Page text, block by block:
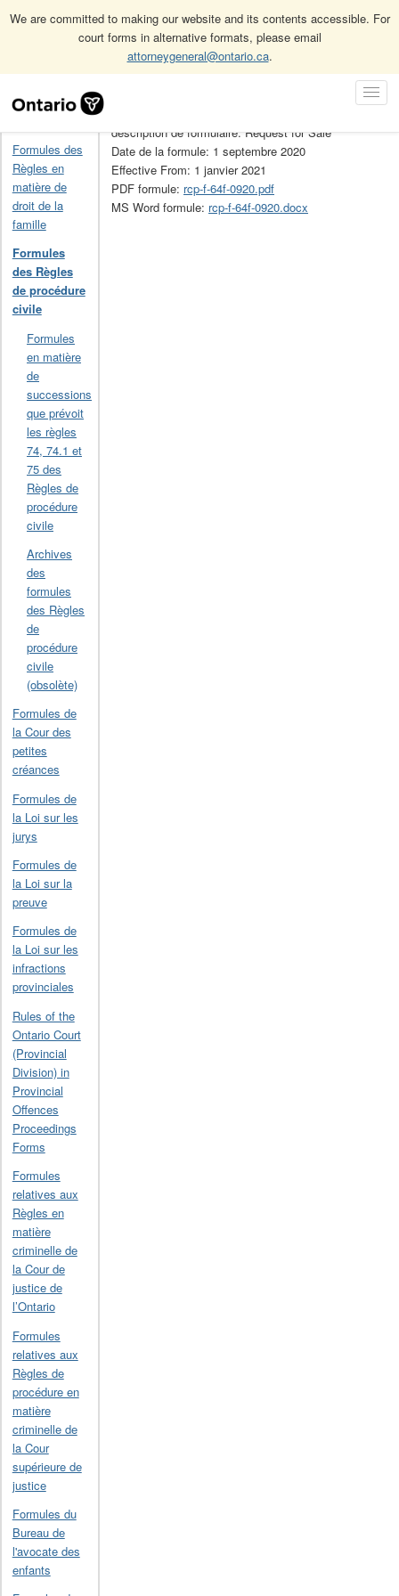
We are committed to making our website and its contents accessible. For
court forms in alternative formats, please email
attorneygeneral@ontario.ca.
Navigation
Accueil Formules des Règles de procédure civile 64F
Formules des
Règles en
matière de
droit de la
famille
Formules
des Règles
de procédure
civile
Formules
en matière
de
successions
que prévoit
les règles
74, 74.1 et
75 des
Règles de
procédure
civile
Archives
des
formules
des Règles
de
procédure
civile
(obsolète)
Formules de
la Cour des
petites
créances
Formules de
la Loi sur les
jurys
Formules de
la Loi sur la
preuve
Formules de
la Loi sur les
infractions
provinciales
Rules of the
Ontario Court
(Provincial
Division) in
Provincial
Offences
Proceedings
Forms
Formules
relatives aux
Règles en
matière
criminelle de
la Cour de
justice de
l’Ontario
Formules
relatives aux
Règles de
procédure en
matière
criminelle de
la Cour
supérieure de
justice
Formules du
Bureau de
l'avocate des
enfants
description de formulaire: Request for Sale
Date de la formule: 1 septembre 2020
Effective From: 1 janvier 2021
PDF formule: rcp-f-64f-0920.pdf
MS Word formule: rcp-f-64f-0920.docx